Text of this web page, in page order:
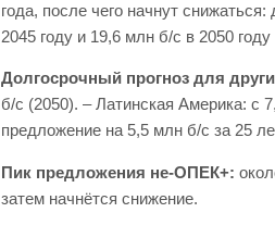
года, после чего начнут
2045 году и 19,6 млн б/с в 2050
Долгосрочный прогноз для
б/с (2050). – Латинская Америка: с
предложение на 5,5 млн б/с за 25
Пик предложения не‑ОПЕК+:
затем начнётся снижение.